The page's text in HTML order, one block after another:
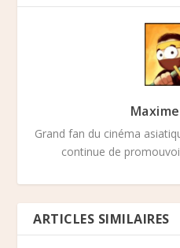
Grand fan du cinéma
continue de
ARTICLES SIMILAIRES